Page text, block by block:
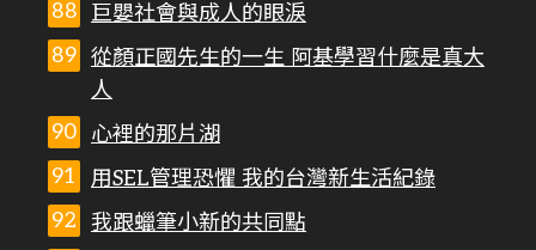
巨嬰社會與成人的眼淚
從顏正國先生的一生 阿基學習什麼是真大
人
心裡的那片湖
用SEL管理恐懼 我的台灣新生活紀錄
我跟蠟筆小新的共同點